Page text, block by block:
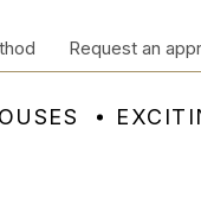
Request an